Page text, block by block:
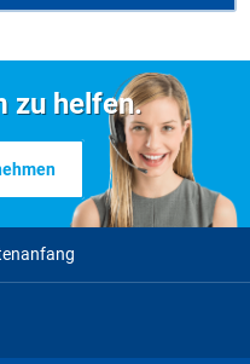
den
im Landkreis
zu helfen.